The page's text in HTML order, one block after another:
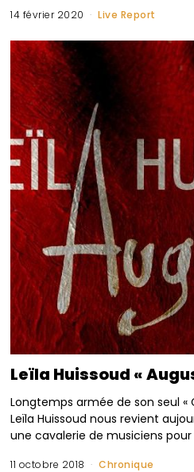
14 février 2020 Live Report
Leïla Huissoud «
Longtemps armée de son seul «
Leïla Huissoud nous revient
une cavalerie de musiciens pour
11 octobre 2018 Chronique